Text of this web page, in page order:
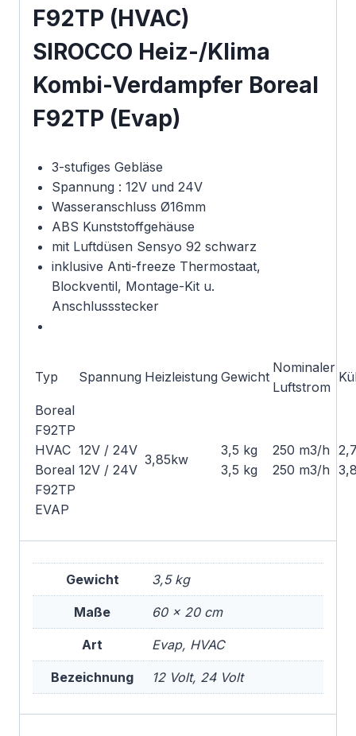
F92TP (HVAC)
SIROCCO Heiz-/Klima
Kombi-Verdampfer Boreal
F92TP (Evap)
3-stufiges Gebläse
Spannung : 12V und 24V
Wasseranschluss Ø16mm
ABS Kunststoffgehäuse
mit Luftdüsen Sensyo 92 schwarz
inklusive Anti-freeze Thermostaat,
Blockventil, Montage-Kit u.
Anschlussstecker
Typ Spannung Heizleistung Gewicht
Nominaler
Luftstrom
Boreal
F92TP
HVAC
Boreal
F92TP
EVAP
12V / 24V
12V / 24V
3,85kw
3,5 kg
3,5 kg
250 m3/h
250 m3/h
Gewicht 3,5 kg
Maße 60 × 20 cm
Art Evap, HVAC
Bezeichnung 12 Volt, 24 Volt